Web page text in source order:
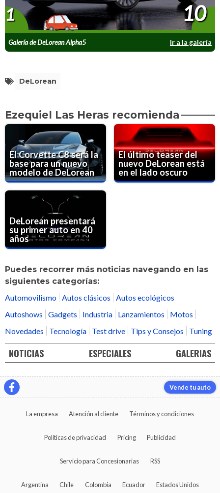
Galería de DeLorean Alpha5 Ir a la galería
1 10
DeLorean
Ezequiel Las Heras recomienda
El Corvette C8 será la
base para un nuevo
modelo de DeLorean
El último teaser del
nuevo DeLorean está
en el lado oscuro
DeLorean presentará
su primer auto en 40
años
Puedes recorrer más noticias navegando en las
siguientes categorías:
Automovilismo Autos clásicos
Autos ecológicos
Autoshows
Gadgets Industria Lanzamientos
Motos
Novedades
Tecnología Test drive Tips y Consejos Tuning
NOTICIAS ESPECIALES GALERIAS
Vende tu auto
La empresa Atención al cliente Términos y condiciones
Políticas de privacidad Pricing Publicidad
Servicio para Concesionarias RSS
Argentina Chile Colombia Ecuador Estados Unidos